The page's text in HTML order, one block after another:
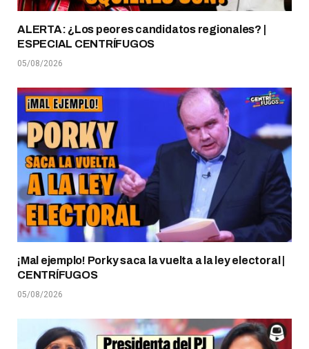
ALERTA: ¿Los peores candidatos regionales? |
ESPECIAL CENTRÍFUGOS
05/08/2026
¡Mal ejemplo! Porky saca la vuelta a la ley electoral |
CENTRÍFUGOS
05/08/2026